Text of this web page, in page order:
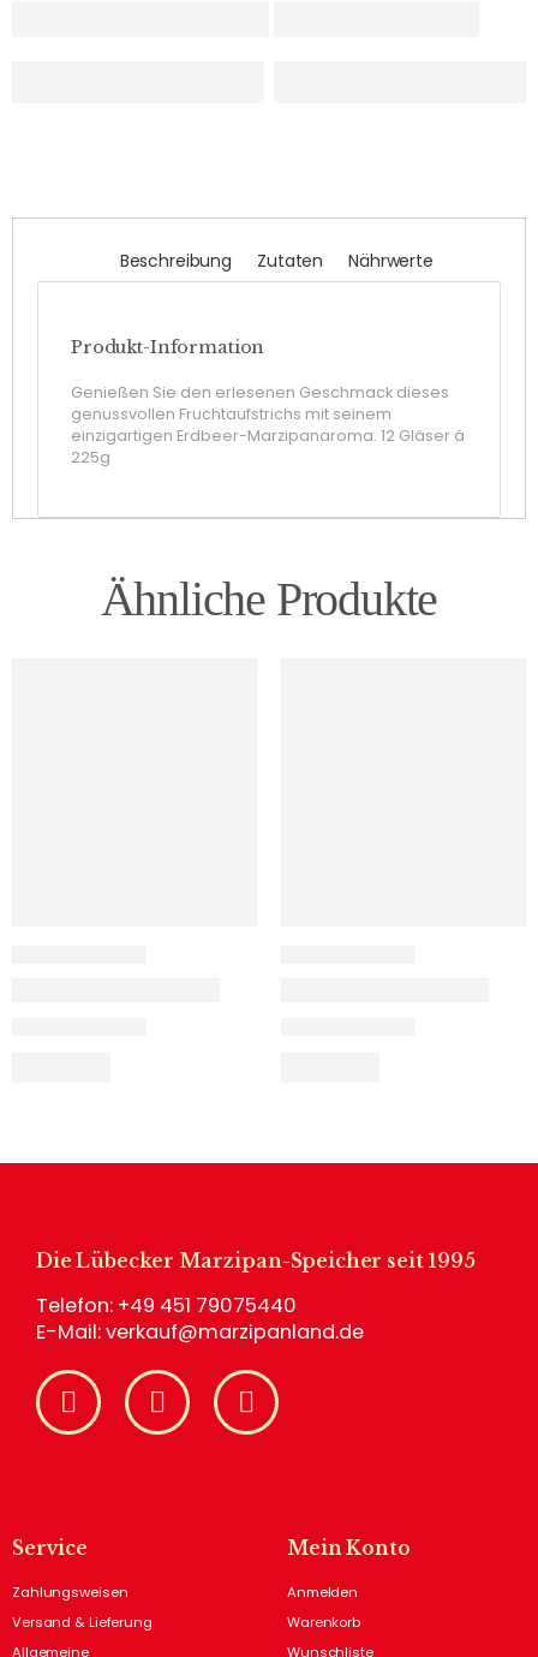
Beschreibung Zutaten Nährwerte
Produkt-Information
Genießen Sie den erlesenen Geschmack dieses
genussvollen Fruchtaufstrichs mit seinem
einzigartigen Erdbeer-Marzipanaroma. 12 Gläser á
225g
Ähnliche Produkte
Die Lübecker Marzipan-Speicher seit 1995
Telefon: +49 451 79075440
E-Mail:verkauf@marzipanland.de
Service
Zahlungsweisen
Versand & Lieferung
Allgemeine
Mein Konto
Anmelden
Warenkorb
Wunschliste